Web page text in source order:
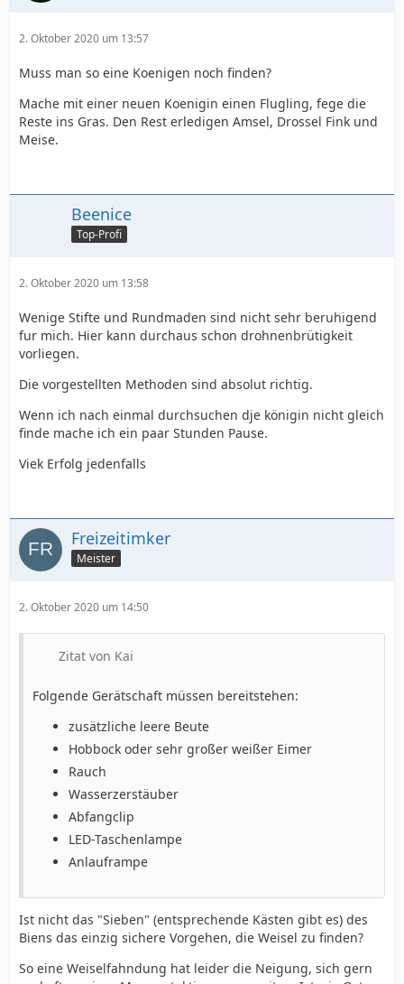
2. Oktober 2020 um 13:57
Muss man so eine Koenigen noch finden?
Mache mit einer neuen Koenigin einen Flugling, fege die
Reste ins Gras. Den Rest erledigen Amsel, Drossel Fink und
Meise.
Beenice
Top-Profi
2. Oktober 2020 um 13:58
Wenige Stifte und Rundmaden sind nicht sehr beruhigend
fur mich. Hier kann durchaus schon drohnenbrütigkeit
vorliegen.
Die vorgestellten Methoden sind absolut richtig.
Wenn ich nach einmal durchsuchen dje königin nicht gleich
finde mache ich ein paar Stunden Pause.
Viek Erfolg jedenfalls
Freizeitimker
Meister
2. Oktober 2020 um 14:50
Zitat von Kai
Folgende Gerätschaft müssen bereitstehen:
zusätzliche leere Beute
Hobbock oder sehr großer weißer Eimer
Rauch
Wasserzerstäuber
Abfangclip
LED-Taschenlampe
Anlauframpe
Ist nicht das "Sieben" (entsprechende Kästen gibt es) des
Biens das einzig sichere Vorgehen, die Weisel zu finden?
So eine Weiselfahndung hat leider die Neigung, sich gern